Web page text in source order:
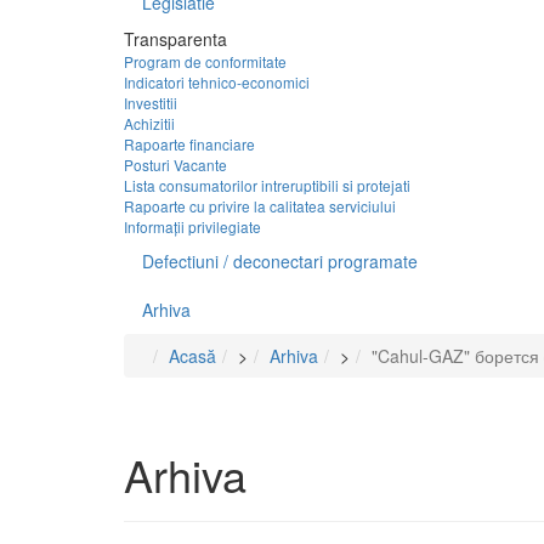
Transparenta
Program de conformitate
Indicatori tehnico-economici
Investitii
Achizitii
Rapoarte financiare
Posturi Vacante
Lista consumatorilor intreruptibili si protejati
Rapoarte cu privire la calitatea serviciului
Informații privilegiate
Defectiuni / deconectari programate
Arhiva
Acasă
> Arhiva > "Cahul-GAZ"
Arhiva